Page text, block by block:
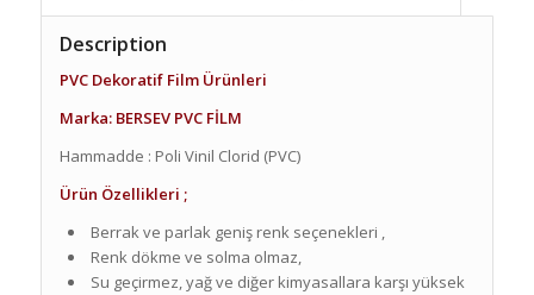
Description
PVC Dekoratif Film Ürünleri
Marka: BERSEV PVC FİLM
Hammadde : Poli Vinil Clorid (PVC)
Ürün Özellikleri ;
Berrak ve parlak geniş renk seçenekleri ,
Renk dökme ve solma olmaz,
Su geçirmez, yağ ve diğer kimyasallara karşı yüksek